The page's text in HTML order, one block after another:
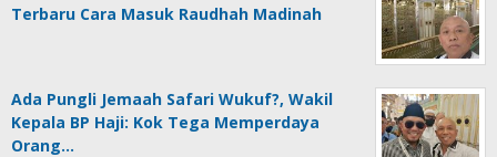
Terbaru Cara Masuk Raudhah Madinah
Ada Pungli Jemaah Safari Wukuf?, Wakil
Kepala BP Haji: Kok Tega Memperdaya
Orang…